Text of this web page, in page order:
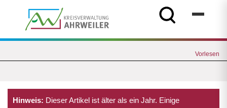
Vorlesen
Hinweis: Dieser Artikel ist älter als ein Jahr. Einige